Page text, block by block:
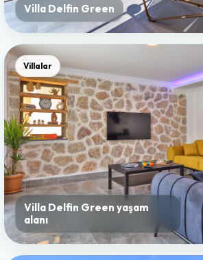
Villa Delfin Green
Villalar
Villa Delfin Green yaşam
alanı